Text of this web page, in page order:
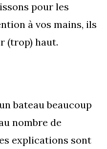
pour les
à vos mains, ils
(trop) haut.
bateau beaucoup
nombre de
explications sont